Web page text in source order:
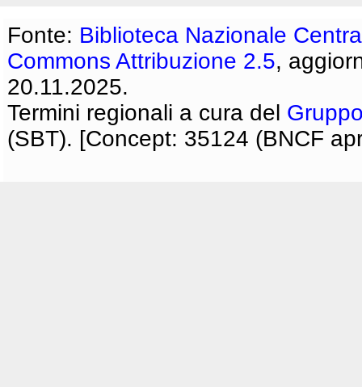
Fonte: Biblioteca Nazionale
Commons Attribuzione 2.5,
20.11.2025.
Termini regionali a cura del
(SBT). [Concept: 35124 (BNCF